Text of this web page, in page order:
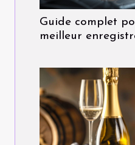
Guide complet
meilleur